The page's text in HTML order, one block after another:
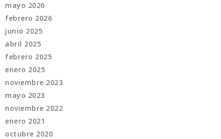
mayo 2026
febrero 2026
junio 2025
abril 2025
febrero 2025
enero 2025
noviembre 2023
mayo 2023
noviembre 2022
enero 2021
octubre 2020